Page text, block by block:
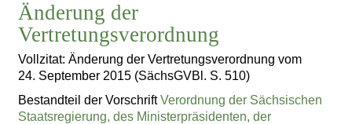
Änderung der
Vertretungsverordnung
Vollzitat: Änderung der Vertretungsverordnung vom
24. September 2015 (SächsGVBl. S. 510)
Bestandteil der VorschriftVerordnung der Sächsischen
Staatsregierung, des Ministerpräsidenten, der